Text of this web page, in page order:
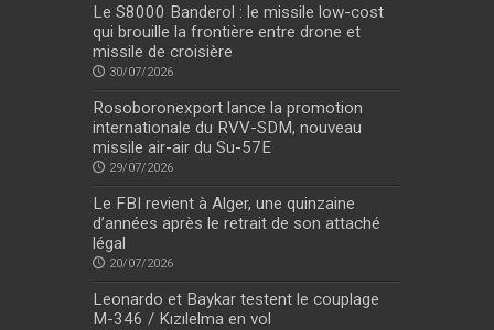
Le S8000 Banderol : le missile low-cost
qui brouille la frontière entre drone et
missile de croisière
30/07/2026
Rosoboronexport lance la promotion
internationale du RVV-SDM, nouveau
missile air-air du Su-57E
29/07/2026
Le FBI revient à Alger, une quinzaine
d’années après le retrait de son attaché
légal
20/07/2026
Leonardo et Baykar testent le couplage
M-346 / Kızılelma en vol